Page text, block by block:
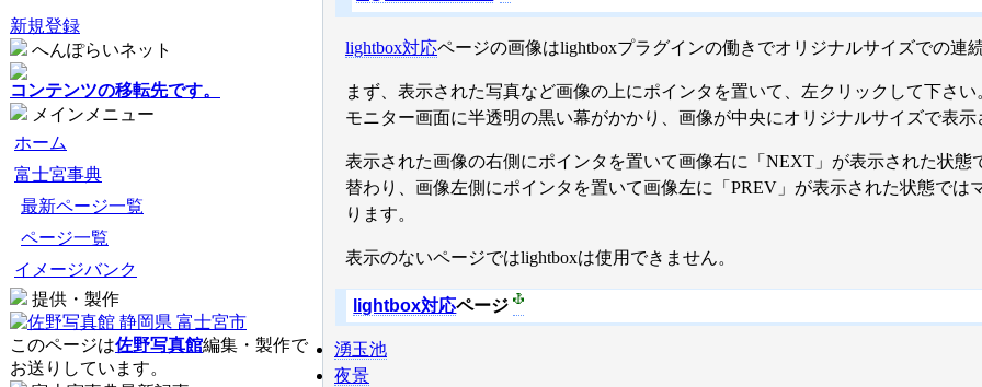
新規登録
へんぽらいネット
コンテンツの移転先です。
メインメニュー
ホーム
富士宮事典
最新ページ一覧
ページ一覧
イメージバンク
提供・製作
このページは佐野写真館編集・製作で
お送りしています。
lightbox対応ページの画像はlightboxプラグインの働きでオリジナルサイズでの連
まず、表示された写真など画像の上にポインタを置いて、左クリックして下さい
モニター画面に半透明の黒い幕がかかり、画像が中央にオリジナルサイズで表示
表示された画像の右側にポインタを置いて画像右に「NEXT」が表示された状態
替わり、画像左側にポインタを置いて画像左に「PREV」が表示された状態では
ります。
表示のないページではlightboxは使用できません。
lightbox対応ページ
湧玉池
夜景